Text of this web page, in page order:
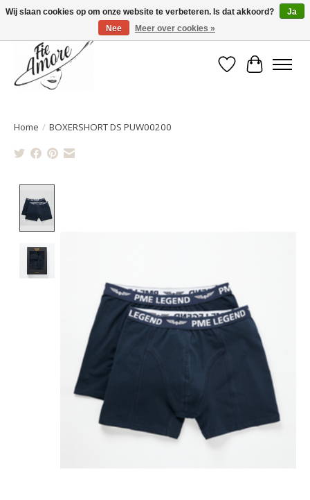
Verlanglijst
Home / BOXERSHORT DS PUW00200
Wij slaan cookies op om onze website te verbeteren. Is dat akkoord?
Ja
Nee
Meer over cookies »